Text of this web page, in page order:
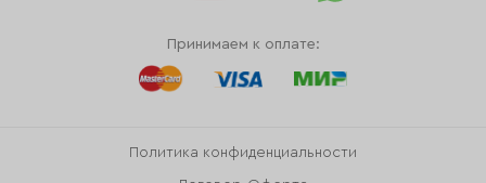
Принимаем к оплате:
Политика конфиденциальности